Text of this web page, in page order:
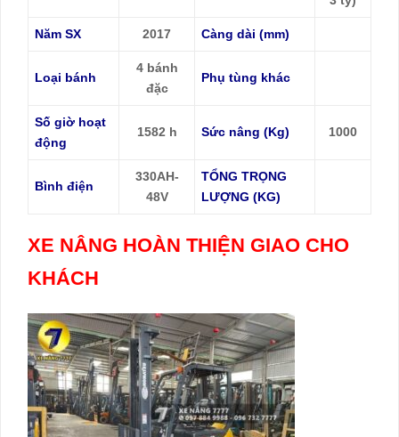
Năm SX 2017 Càng dài (mm)
Loại bánh
4 bánh
đặc
Phụ tùng khác
Số giờ hoạt
động
1582 h Sức nâng (Kg) 1000
Bình điện
330AH-
48V
TỔNG TRỌNG
LƯỢNG (KG)
XE NÂNG HOÀN THIỆN GIAO CHO
KHÁCH